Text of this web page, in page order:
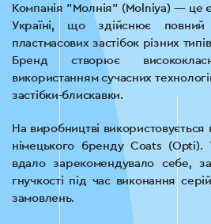
Компанія "Молнія" (Molniya) — це
Україні, що здійснює повний
пластмасових застібок різних
Бренд створює
використанням сучасних
застібки-блискавки.
На виробництві використовується
німецького бренду Coats (Opti).
вдало зарекомендувало себе,
гнучкості під час виконання
замовлень.